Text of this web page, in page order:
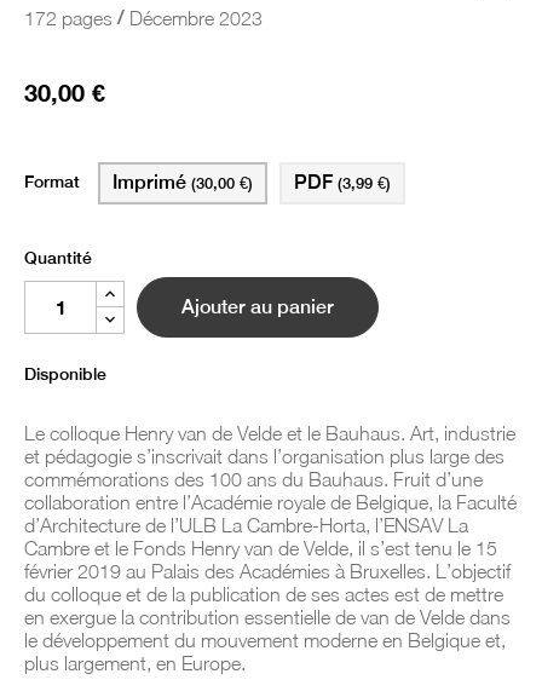
172 pages / Décembre 2023
30,00 €
Format Imprimé (30,00 €) PDF (3,99 €)
Quantité
Ajouter au panier
Disponible
Le colloque Henry van de Velde et le Bauhaus. Art, industrie
et pédagogie s’inscrivait dans l’organisation plus large des
commémorations des 100 ans du Bauhaus. Fruit d’une
collaboration entre l’Académie royale de Belgique, la Faculté
d’Architecture de l’ULB La Cambre-Horta, l’ENSAV La
Cambre et le Fonds Henry van de Velde, il s’est tenu le 15
février 2019 au Palais des Académies à Bruxelles. L’objectif
du colloque et de la publication de ses actes est de mettre
en exergue la contribution essentielle de van de Velde dans
le développement du mouvement moderne en Belgique et,
plus largement, en Europe.